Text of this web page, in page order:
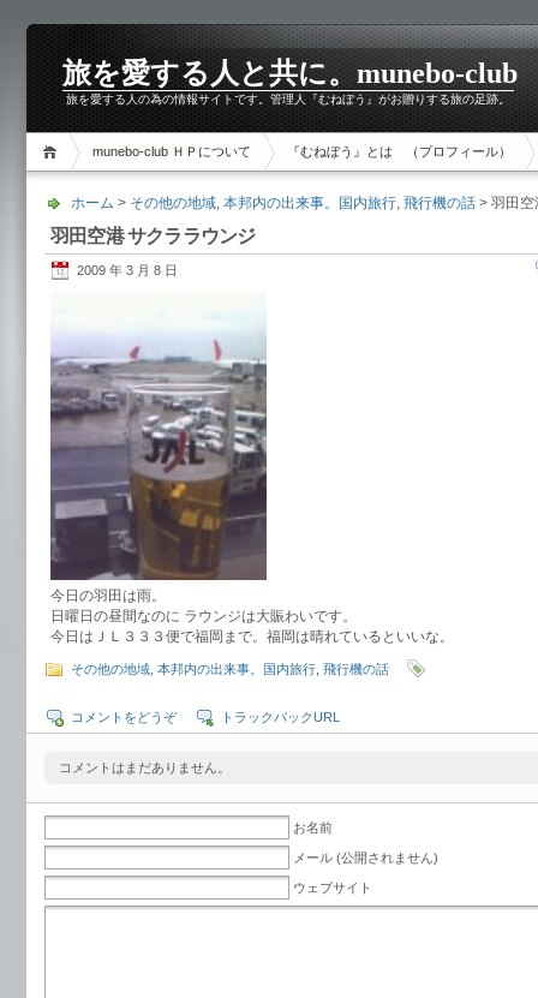
旅を愛する人と共に。munebo-club
旅を愛する人の為の情報サイトです。管理人『むねぼう』がお贈りする旅の足跡。
munebo-club ＨＰについて 『むねぼう』とは （プロフィール）
ホーム > その他の地域, 本邦内の出来事。国内旅行, 飛行機の話 > 羽田
羽田空港 サクララウンジ
2009 年 3 月 8 日
今日の羽田は雨。
日曜日の昼間なのに ラウンジは大賑わいです。
今日はＪＬ３３３便で福岡まで。福岡は晴れているといいな。
その他の地域 本邦内の出来事。国内旅行 飛行機の話
コメントをどうぞ トラックバックURL
コメントはまだありません。
お名前
メール (公開されません)
ウェブサイト